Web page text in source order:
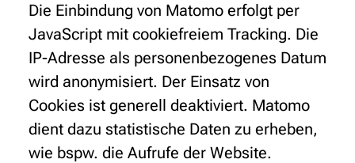
Die Einbindung von Matomo erfolgt per
JavaScript mit cookiefreiem Tracking. Die
IP-Adresse als personenbezogenes Datum
wird anonymisiert. Der Einsatz von
Cookies ist generell deaktiviert. Matomo
dient dazu statistische Daten zu erheben,
wie bspw. die Aufrufe der Website.